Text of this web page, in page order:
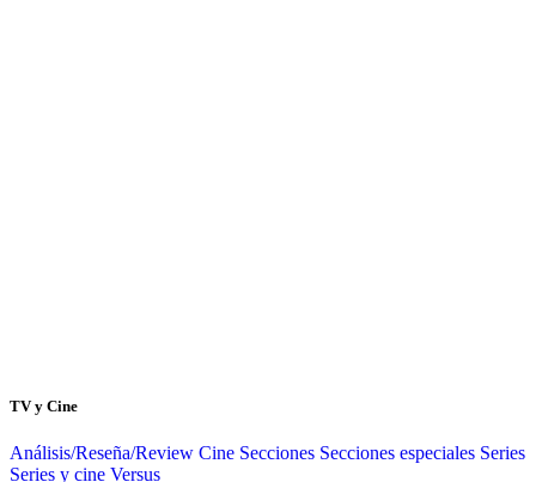
TV y Cine
Análisis/Reseña/Review Cine Secciones Secciones especiales Series
Series y cine Versus